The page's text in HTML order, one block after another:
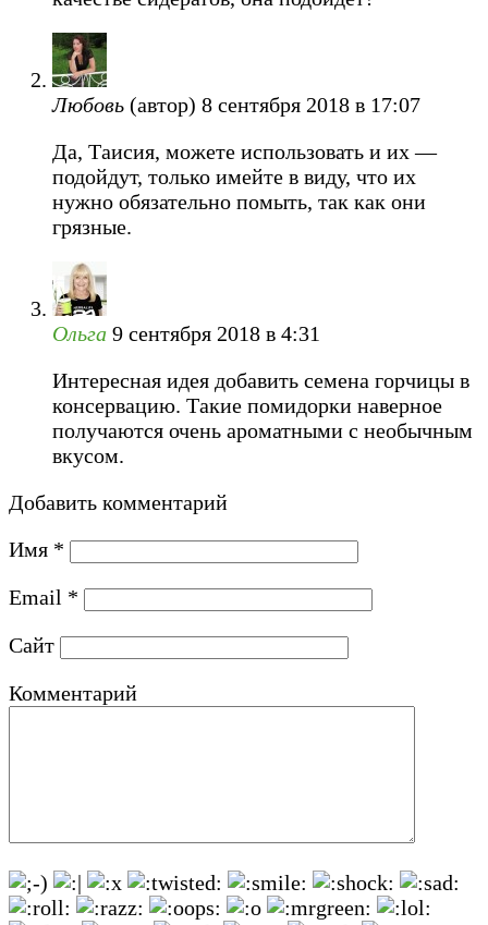
Любовь (автор) 8 сентября 2018 в 17:07
Да, Таисия, можете использовать и их —
подойдут, только имейте в виду, что их
нужно обязательно помыть, так как они
грязные.
Ольга 9 сентября 2018 в 4:31
Интересная идея добавить семена горчицы в
консервацию. Такие помидорки наверное
получаются очень ароматными с необычным
вкусом.
Добавить комментарий
Имя *
Email *
Сайт
Комментарий